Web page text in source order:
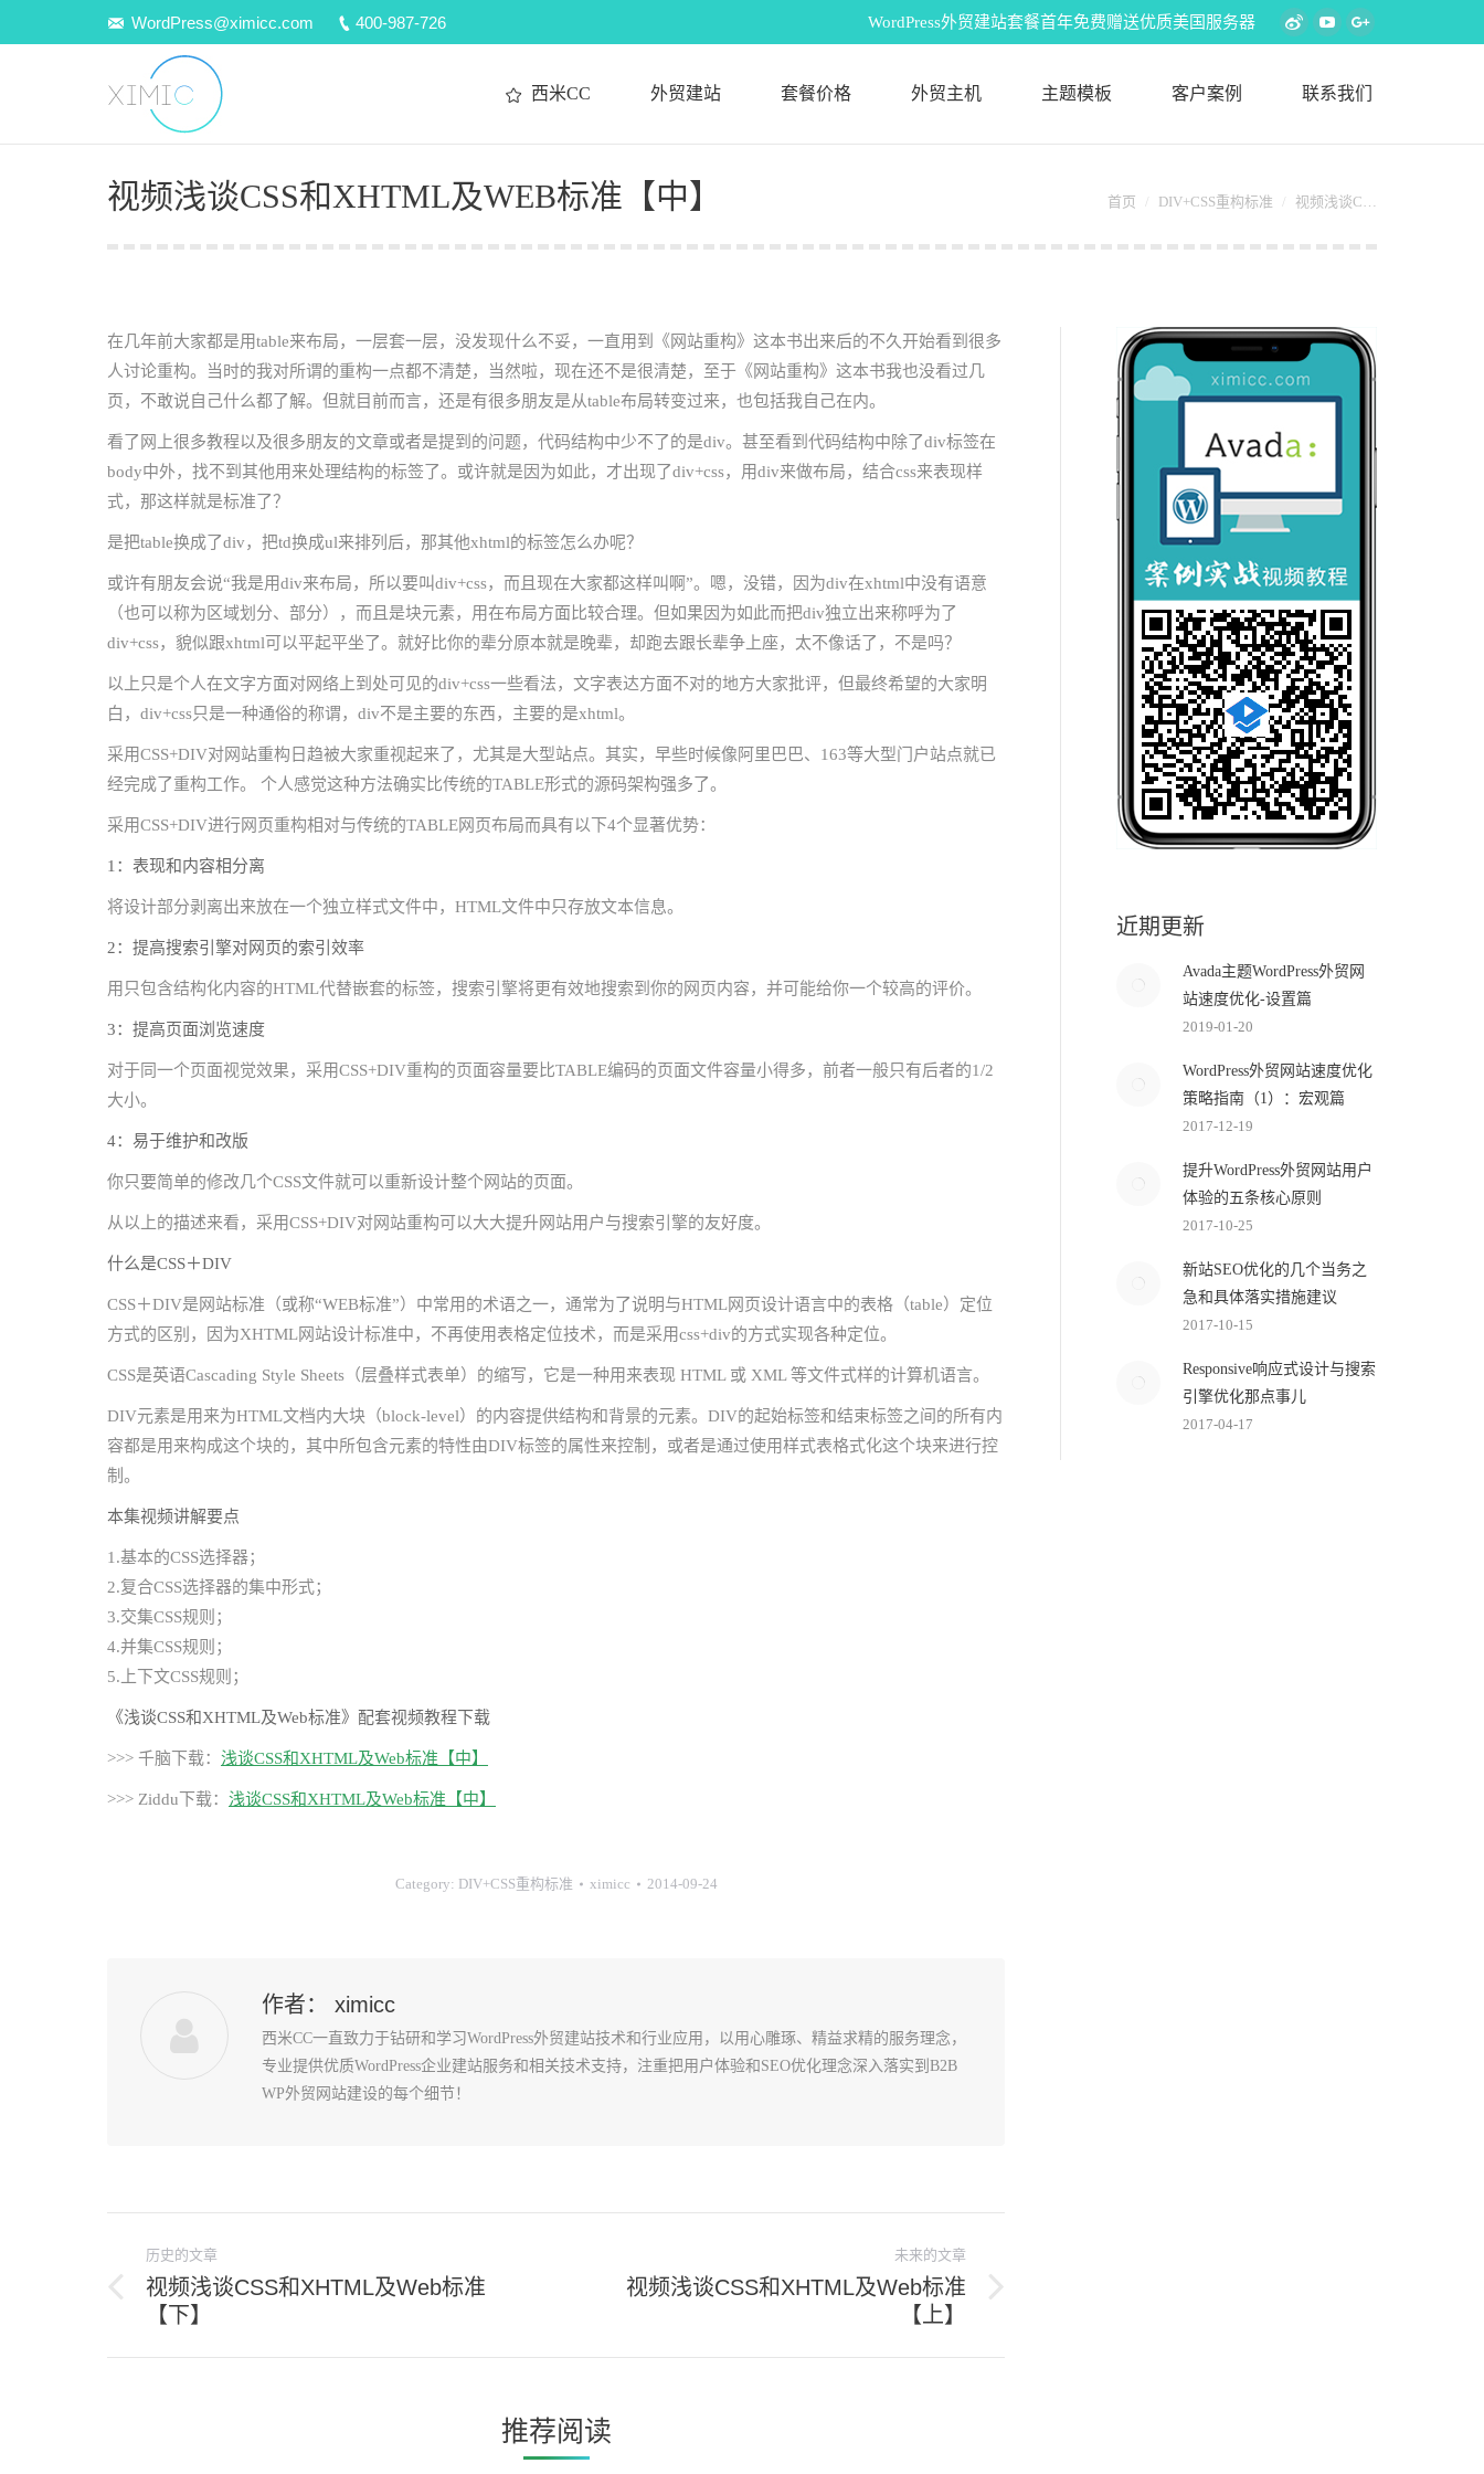
WordPress@ximicc.com 400-987-726
WordPress外贸建站套餐首年免费赠送优质美国服务器
WeiboYouTubeGoogle+
西米CC 外贸建站 套餐价格 外贸主机 主题模板 客户案例 联系我们
视频浅谈CSS和XHTML及WEB标准【中】 首页 DIV+CSS重构标准 视频浅谈C…
在几年前大家都是用table来布局，一层套一层，没发现什么不妥，一直用到《网站重构》这本书出来后的不久开始看到很多
人讨论重构。当时的我对所谓的重构一点都不清楚，当然啦，现在还不是很清楚，至于《网站重构》这本书我也没看过几
页，不敢说自己什么都了解。但就目前而言，还是有很多朋友是从table布局转变过来，也包括我自己在内。
看了网上很多教程以及很多朋友的文章或者是提到的问题，代码结构中少不了的是div。甚至看到代码结构中除了div标签在
body中外，找不到其他用来处理结构的标签了。或许就是因为如此，才出现了div+css，用div来做布局，结合css来表现样
式，那这样就是标准了？
是把table换成了div，把td换成ul来排列后，那其他xhtml的标签怎么办呢？
或许有朋友会说“我是用div来布局，所以要叫div+css，而且现在大家都这样叫啊”。嗯，没错，因为div在xhtml中没有语意
（也可以称为区域划分、部分），而且是块元素，用在布局方面比较合理。但如果因为如此而把div独立出来称呼为了
div+css，貌似跟xhtml可以平起平坐了。就好比你的辈分原本就是晚辈，却跑去跟长辈争上座，太不像话了，不是吗？
以上只是个人在文字方面对网络上到处可见的div+css一些看法，文字表达方面不对的地方大家批评，但最终希望的大家明
白，div+css只是一种通俗的称谓，div不是主要的东西，主要的是xhtml。
采用CSS+DIV对网站重构日趋被大家重视起来了，尤其是大型站点。其实，早些时候像阿里巴巴、163等大型门户站点就已
经完成了重构工作。 个人感觉这种方法确实比传统的TABLE形式的源码架构强多了。
采用CSS+DIV进行网页重构相对与传统的TABLE网页布局而具有以下4个显著优势：
1：表现和内容相分离
将设计部分剥离出来放在一个独立样式文件中，HTML文件中只存放文本信息。
2：提高搜索引擎对网页的索引效率
用只包含结构化内容的HTML代替嵌套的标签，搜索引擎将更有效地搜索到你的网页内容，并可能给你一个较高的评价。
3：提高页面浏览速度
对于同一个页面视觉效果，采用CSS+DIV重构的页面容量要比TABLE编码的页面文件容量小得多，前者一般只有后者的1/2
大小。
4：易于维护和改版
你只要简单的修改几个CSS文件就可以重新设计整个网站的页面。
从以上的描述来看，采用CSS+DIV对网站重构可以大大提升网站用户与搜索引擎的友好度。
什么是CSS＋DIV
CSS＋DIV是网站标准（或称“WEB标准”）中常用的术语之一，通常为了说明与HTML网页设计语言中的表格（table）定位
方式的区别，因为XHTML网站设计标准中，不再使用表格定位技术，而是采用css+div的方式实现各种定位。
CSS是英语Cascading Style Sheets（层叠样式表单）的缩写，它是一种用来表现 HTML 或 XML 等文件式样的计算机语言。
DIV元素是用来为HTML文档内大块（block-level）的内容提供结构和背景的元素。DIV的起始标签和结束标签之间的所有内
容都是用来构成这个块的，其中所包含元素的特性由DIV标签的属性来控制，或者是通过使用样式表格式化这个块来进行控
制。
本集视频讲解要点
1.基本的CSS选择器；
2.复合CSS选择器的集中形式；
3.交集CSS规则；
4.并集CSS规则；
5.上下文CSS规则；
《浅谈CSS和XHTML及Web标准》配套视频教程下载
>>> 千脑下载： 浅谈CSS和XHTML及Web标准【中】
>>> Ziddu下载： 浅谈CSS和XHTML及Web标准【中】
Category: DIV+CSS重构标准 ximicc 2014-09-24
作者： ximicc
西米CC一直致力于钻研和学习WordPress外贸建站技术和行业应用，以用心雕琢、精益求精的服务理念，
专业提供优质WordPress企业建站服务和相关技术支持，注重把用户体验和SEO优化理念深入落实到B2B
WP外贸网站建设的每个细节！
导
历史的文章
历
史
的
视频浅谈CSS和XHTML及Web标准
【下】
未来的文章
的
章：
视频浅谈CSS和XHTML及Web标准
【上】
推荐阅读
近期更新
Avada主题WordPress外贸网
站速度优化-设置篇
2019-01-20
WordPress外贸网站速度优化
策略指南（1）：宏观篇
2017-12-19
提升WordPress外贸网站用户
体验的五条核心原则
2017-10-25
新站SEO优化的几个当务之
急和具体落实措施建议
2017-10-15
Responsive响应式设计与搜索
引擎优化那点事儿
2017-04-17